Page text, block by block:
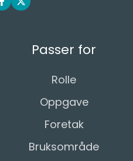
Passer for
Rolle
Oppgave
Foretak
Bruksområde